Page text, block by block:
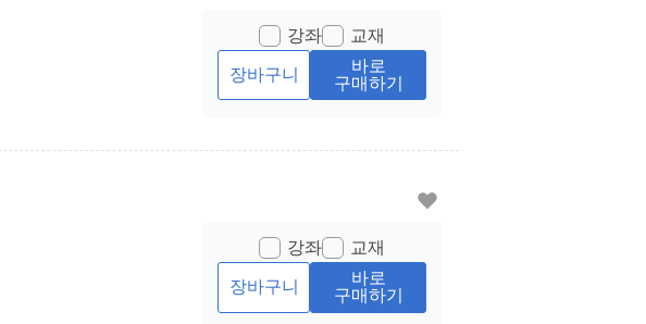
강좌 교재
장바구니
바로
구매하기
강좌 교재
장바구니
바로
구매하기